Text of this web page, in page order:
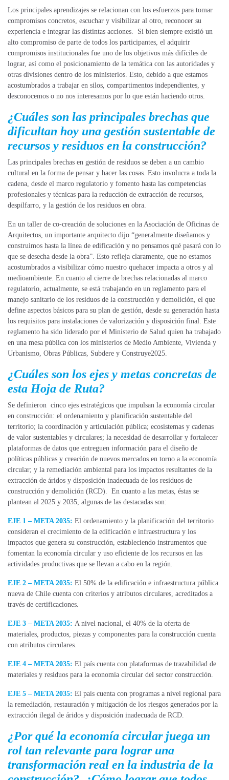
Los principales aprendizajes se relacionan con los esfuerzos para tomar
compromisos concretos, escuchar y visibilizar al otro, reconocer su
experiencia e integrar las distintas acciones. Si bien siempre existió un
alto compromiso de parte de todos los participantes, el adquirir
compromisos institucionales fue uno de los objetivos más difíciles de
lograr, así como el posicionamiento de la temática con las autoridades y
otras divisiones dentro de los ministerios. Esto, debido a que estamos
acostumbrados a trabajar en silos, compartimentos independientes, y
desconocemos o no nos interesamos por lo que están haciendo otros.
¿Cuáles son las principales brechas que
dificultan hoy una gestión sustentable de
recursos y residuos en la construcción?
Las principales brechas en gestión de residuos se deben a un cambio
cultural en la forma de pensar y hacer las cosas. Esto involucra a toda la
cadena, desde el marco regulatorio y fomento hasta las competencias
profesionales y técnicas para la reducción de extracción de recursos,
despilfarro, y la gestión de los residuos en obra.
En un taller de co-creación de soluciones en la Asociación de Oficinas de
Arquitectos, un importante arquitecto dijo “generalmente diseñamos y
construimos hasta la línea de edificación y no pensamos qué pasará con lo
que se desecha desde la obra”. Esto refleja claramente, que no estamos
acostumbrados a visibilizar cómo nuestro quehacer impacta a otros y al
medioambiente. En cuanto al cierre de brechas relacionadas al marco
regulatorio, actualmente, se está trabajando en un reglamento para el
manejo sanitario de los residuos de la construcción y demolición, el que
define aspectos básicos para su plan de gestión, desde su generación hasta
los requisitos para instalaciones de valorización y disposición final. Este
reglamento ha sido liderado por el Ministerio de Salud quien ha trabajado
en una mesa pública con los ministerios de Medio Ambiente, Vivienda y
Urbanismo, Obras Públicas, Subdere y Construye2025.
¿Cuáles son los ejes y metas concretas de
esta Hoja de Ruta?
Se definieron cinco ejes estratégicos que impulsan la economía circular
en construcción: el ordenamiento y planificación sustentable del
territorio; la coordinación y articulación pública; ecosistemas y cadenas
de valor sustentables y circulares; la necesidad de desarrollar y fortalecer
plataformas de datos que entreguen información para el diseño de
políticas públicas y creación de nuevos mercados en torno a la economía
circular; y la remediación ambiental para los impactos resultantes de la
extracción de áridos y disposición inadecuada de los residuos de
construcción y demolición (RCD). En cuanto a las metas, éstas se
plantean al 2025 y 2035, algunas de las destacadas son:
EJE 1 – META 2035: El ordenamiento y la planificación del territorio
consideran el crecimiento de la edificación e infraestructura y los
impactos que genera su construcción, estableciendo instrumentos que
fomentan la economía circular y uso eficiente de los recursos en las
actividades productivas que se llevan a cabo en la región.
EJE 2 – META 2035: El 50% de la edificación e infraestructura pública
nueva de Chile cuenta con criterios y atributos circulares, acreditados a
través de certificaciones.
EJE 3 – META 2035: A nivel nacional, el 40% de la oferta de
materiales, productos, piezas y componentes para la construcción cuenta
con atributos circulares.
EJE 4 – META 2035: El país cuenta con plataformas de trazabilidad de
materiales y residuos para la economía circular del sector construcción.
EJE 5 – META 2035: El país cuenta con programas a nivel regional para
la remediación, restauración y mitigación de los riesgos generados por la
extracción ilegal de áridos y disposición inadecuada de RCD.
¿Por qué la economía circular juega un
rol tan relevante para lograr una
transformación real en la industria de la